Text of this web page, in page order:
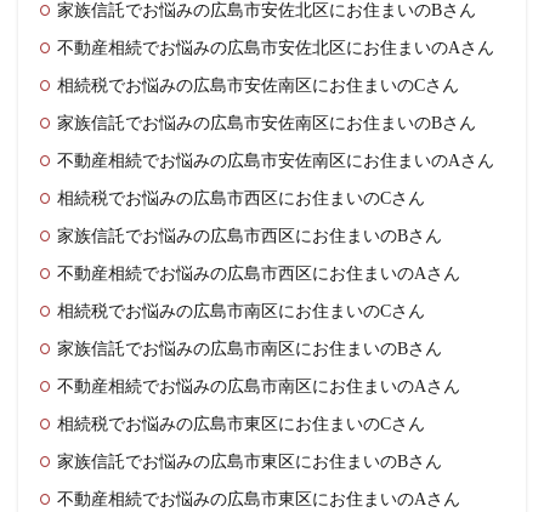
家族信託でお悩みの広島市安佐北区にお住まいのBさん
不動産相続でお悩みの広島市安佐北区にお住まいのAさん
相続税でお悩みの広島市安佐南区にお住まいのCさん
家族信託でお悩みの広島市安佐南区にお住まいのBさん
不動産相続でお悩みの広島市安佐南区にお住まいのAさん
相続税でお悩みの広島市西区にお住まいのCさん
家族信託でお悩みの広島市西区にお住まいのBさん
不動産相続でお悩みの広島市西区にお住まいのAさん
相続税でお悩みの広島市南区にお住まいのCさん
家族信託でお悩みの広島市南区にお住まいのBさん
不動産相続でお悩みの広島市南区にお住まいのAさん
相続税でお悩みの広島市東区にお住まいのCさん
家族信託でお悩みの広島市東区にお住まいのBさん
不動産相続でお悩みの広島市東区にお住まいのAさん